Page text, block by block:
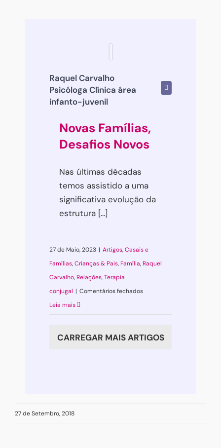
Raquel Carvalho
Psicóloga Clínica área
infanto-juvenil
Novas Famílias,
Desafios Novos
Nas últimas décadas
temos assistido a uma
significativa evolução da
estrutura [...]
27 de Maio, 2023 | Artigos,Casais e
Famílias,Crianças & Pais, Família, Raquel
Carvalho, Relações,Terapia
conjugal | Comentários fechadosem
Leia mais
CARREGAR MAIS ARTIGOS
27 de Setembro, 2018